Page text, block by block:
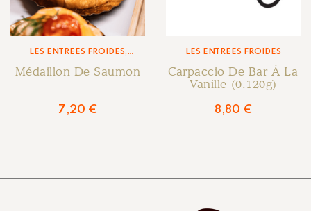
LES ENTRÉES FROIDES,
Médaillon De Saumon
7,20 €
LES ENTRÉES FROIDES
Carpaccio De Bar À La
Vanille (0.120g)
8,80 €